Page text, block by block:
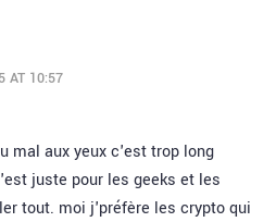
AT 10:57
mal aux yeux c'est trop long
juste pour les geeks et les
tout. moi j'préfère les crypto qui